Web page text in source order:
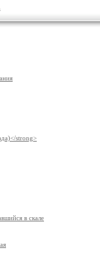
strong>
в скале